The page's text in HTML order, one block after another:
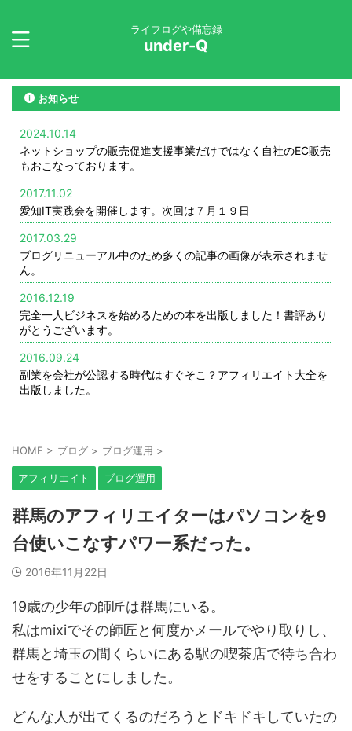
ライフログや備忘録
under-Q
お知らせ
2024.10.14
ネットショップの販売促進支援事業だけではなく自社のEC販売
もおこなっております。
2017.11.02
愛知IT実践会を開催します。次回は７月１９日
2017.03.29
ブログリニューアル中のため多くの記事の画像が表示されませ
ん。
2016.12.19
完全一人ビジネスを始めるための本を出版しました！書評あり
がとうございます。
2016.09.24
副業を会社が公認する時代はすぐそこ？アフィリエイト大全を
出版しました。
HOME > ブログ > ブログ運用 >
アフィリエイト ブログ運用
群馬のアフィリエイターはパソコンを9
台使いこなすパワー系だった。
2016年11月22日
19歳の少年の師匠は群馬にいる。
私はmixiでその師匠と何度かメールでやり取りし、
群馬と埼玉の間くらいにある駅の喫茶店で待ち合わ
せをすることにしました。
どんな人が出てくるのだろうとドキドキしていたの